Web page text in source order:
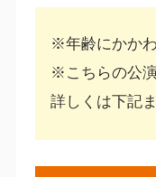
※年齢にかか
※こちらの公演
詳しくは下記